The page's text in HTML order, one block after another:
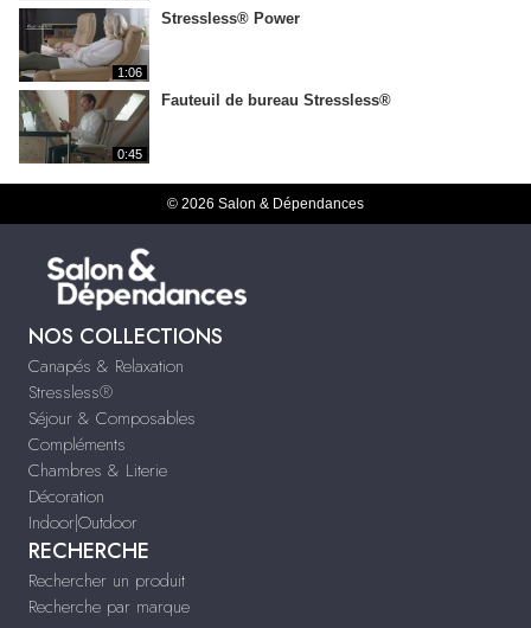
1:06
Stressless® Power
0:45
Fauteuil de bureau Stressless®
© 2026 Salon & Dépendances
NOS COLLECTIONS
Canapés & Relaxation
Stressless®
Séjour & Composables
Compléments
Chambres & Literie
Décoration
Indoor|Outdoor
RECHERCHE
Rechercher un produit
Recherche par marque